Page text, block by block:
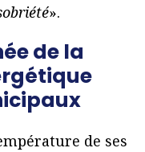
».
de la
de ses